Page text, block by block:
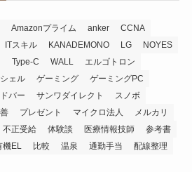
Amazonプライム anker
CCNA
ITスキル KANADEMONO LG
NOYES
Type-C WALL
エルゴトロン
ェル ゲーミング
ゲーミングPC
バー サンワダイレクト
スノボ
プレゼント マイクロ法人
メルカリ
不正受給 体験談 医療情報技師
参考書
機EL 比較 温泉 通勤手当
配線整理